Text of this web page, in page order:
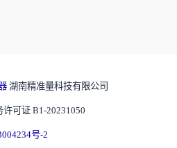
湖南精准量科技有限公司
可证 B1-20231050
号-2